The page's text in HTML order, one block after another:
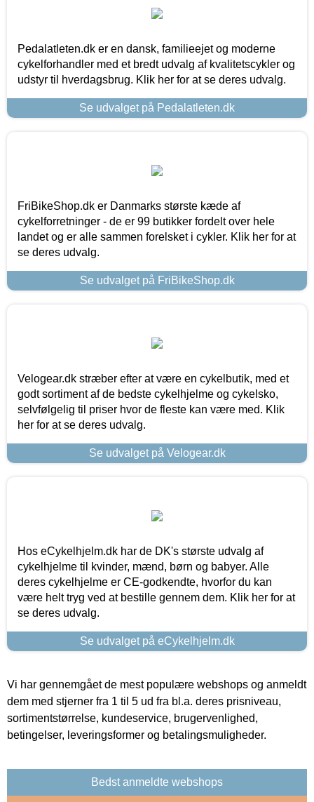
Pedalatleten.dk er en dansk, familieejet og moderne
cykelforhandler med et bredt udvalg af kvalitetscykler og
udstyr til hverdagsbrug. Klik her for at se deres udvalg.
Se udvalget på Pedalatleten.dk
FriBikeShop.dk er Danmarks største kæde af
cykelforretninger - de er 99 butikker fordelt over hele
landet og er alle sammen forelsket i cykler. Klik her for at
se deres udvalg.
Se udvalget på FriBikeShop.dk
Velogear.dk stræber efter at være en cykelbutik, med et
godt sortiment af de bedste cykelhjelme og cykelsko,
selvfølgelig til priser hvor de fleste kan være med. Klik
her for at se deres udvalg.
Se udvalget på Velogear.dk
Hos eCykelhjelm.dk har de DK's største udvalg af
cykelhjelme til kvinder, mænd, børn og babyer. Alle
deres cykelhjelme er CE-godkendte, hvorfor du kan
være helt tryg ved at bestille gennem dem. Klik her for at
se deres udvalg.
Se udvalget på eCykelhjelm.dk
Vi har gennemgået de mest populære webshops og anmeldt
dem med stjerner fra 1 til 5 ud fra bl.a. deres prisniveau,
sortimentstørrelse, kundeservice, brugervenlighed,
betingelser, leveringsformer og betalingsmuligheder.
Bedst anmeldte webshops